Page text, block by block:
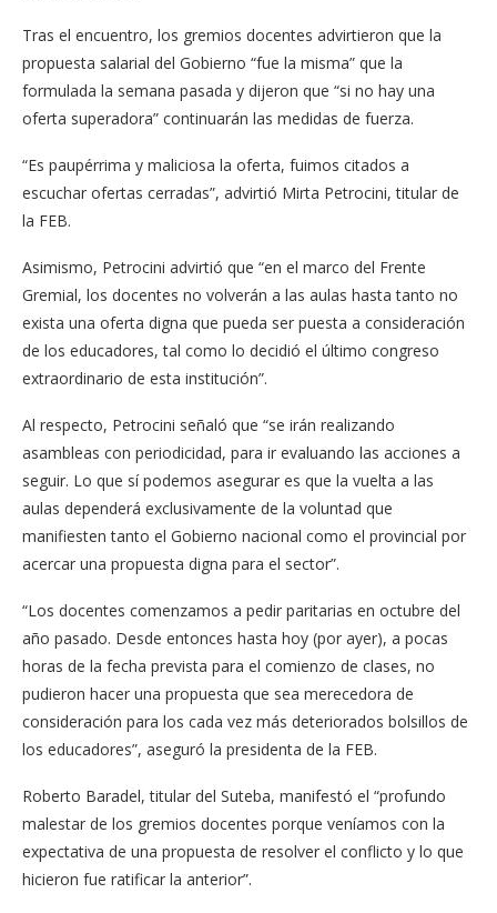
Tras el encuentro, los gremios docentes advirtieron que la
propuesta salarial del Gobierno “fue la misma” que la
formulada la semana pasada y dijeron que “si no hay una
oferta superadora” continuarán las medidas de fuerza.
“Es paupérrima y maliciosa la oferta, fuimos citados a
escuchar ofertas cerradas”, advirtió Mirta Petrocini, titular de
la FEB.
Asimismo, Petrocini advirtió que “en el marco del Frente
Gremial, los docentes no volverán a las aulas hasta tanto no
exista una oferta digna que pueda ser puesta a consideración
de los educadores, tal como lo decidió el último congreso
extraordinario de esta institución”.
Al respecto, Petrocini señaló que “se irán realizando
asambleas con periodicidad, para ir evaluando las acciones a
seguir. Lo que sí podemos asegurar es que la vuelta a las
aulas dependerá exclusivamente de la voluntad que
manifiesten tanto el Gobierno nacional como el provincial por
acercar una propuesta digna para el sector”.
“Los docentes comenzamos a pedir paritarias en octubre del
año pasado. Desde entonces hasta hoy (por ayer), a pocas
horas de la fecha prevista para el comienzo de clases, no
pudieron hacer una propuesta que sea merecedora de
consideración para los cada vez más deteriorados bolsillos de
los educadores”, aseguró la presidenta de la FEB.
Roberto Baradel, titular del Suteba, manifestó el “profundo
malestar de los gremios docentes porque veníamos con la
expectativa de una propuesta de resolver el conflicto y lo que
hicieron fue ratificar la anterior”.